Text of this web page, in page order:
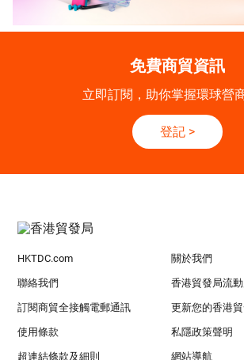
免費商貿資訊
立即訂閱，助你掌握環球營
登記 >
HKTDC.com 關於我們
聯絡我們 香港貿發局流
訂閱商貿全接觸電郵通訊 更新您的香港
使用條款 私隱政策聲明
超連結條款及細則 網站導航